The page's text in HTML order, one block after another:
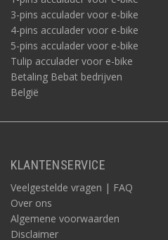
3-pins acculader voor e-bike
4-pins acculader voor e-bike
5-pins acculader voor e-bike
Tulip acculader voor e-bike
Betaling Bebat bedrijven
België
KLANTENSERVICE
Veelgestelde vragen | FAQ
Over ons
Algemene voorwaarden
Disclaimer